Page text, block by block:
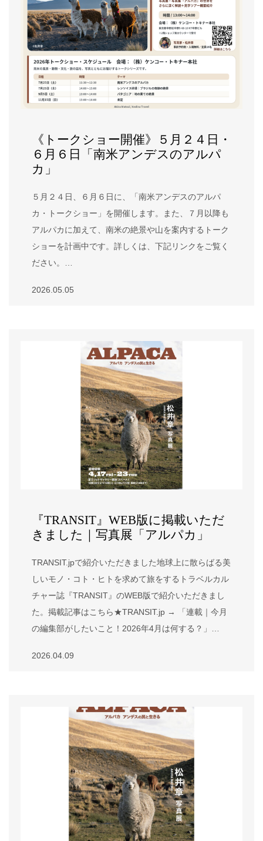
《トークショー開催》５月２４日・
６月６日「南米アンデスのアルパ
カ」
５月２４日、６月６日に、「南米アンデスのアルパ
カ・トークショー」を開催します。また、７月以降も
アルパカに加えて、南米の絶景や山を案内するトーク
ショーを計画中です。詳しくは、下記リンクをご覧く
ださい。…
2026.05.05
『TRANSIT』WEB版に掲載いただ
きました｜写真展「アルパカ」
TRANSIT.jpで紹介いただきました地球上に散らばる美
しいモノ・コト・ヒトを求めて旅をするトラベルカル
チャー誌『TRANSIT』のWEB版で紹介いただきまし
た。掲載記事はこちら★TRANSIT.jp → 「連載｜今月
の編集部がしたいこと！2026年4月は何する？」…
2026.04.09